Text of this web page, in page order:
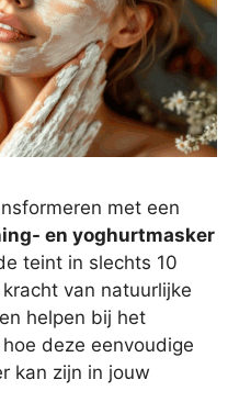
met een
en yoghurtmasker
teint in slechts 10
van natuurlijke
helpen bij het
deze eenvoudige
kan zijn in jouw